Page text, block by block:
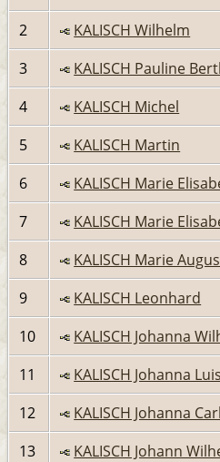
2
KALISCH Wilhelm
3
KALISCH Pauline
4
KALISCH Michel
5
KALISCH Martin
6
KALISCH Marie
7
KALISCH Marie
8
KALISCH Marie
9
KALISCH Leonhard
10
KALISCH Johanna
11
KALISCH Johanna
12
KALISCH Johanna
13
KALISCH Johann